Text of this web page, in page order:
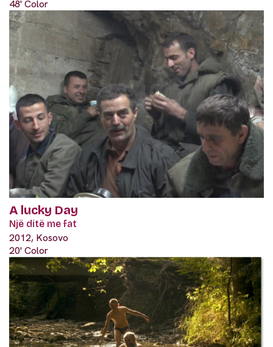
48' Color
A lucky Day
Një ditë me fat
2012, Kosovo
20' Color